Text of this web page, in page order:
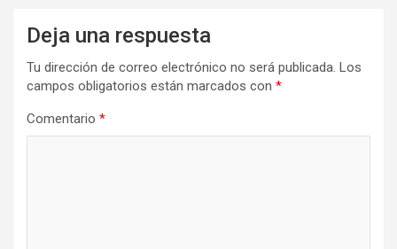
Deja una respuesta
Tu dirección de correo electrónico no será publicada. Los
campos obligatorios están marcados con *
Comentario *